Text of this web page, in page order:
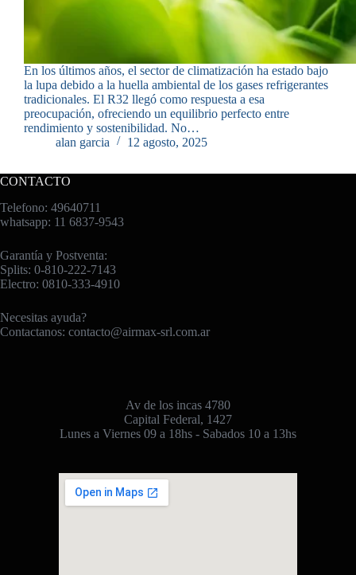
En los últimos años, el sector de climatización ha estado bajo
la lupa debido a la huella ambiental de los gases refrigerantes
tradicionales. El R32 llegó como respuesta a esa
preocupación, ofreciendo un equilibrio perfecto entre
rendimiento y sostenibilidad. No…
alan garcia
12 agosto, 2025
CONTACTO
Telefono: 49640711
whatsapp: 11 6837-9543
Garantía y Postventa:
Splits: 0-810-222-7143
Electro: 0810-333-4910
Necesitas ayuda?
Contactanos: contacto@airmax-srl.com.ar
Av de los incas 4780
Capital Federal, 1427
Lunes a Viernes 09 a 18hs - Sabados 10 a 13hs